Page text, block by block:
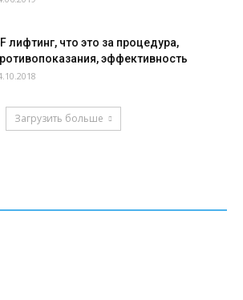
лифтинг, что это за процедура,
эффективность
Загрузить больше